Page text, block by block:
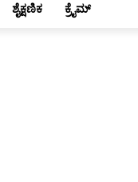
ಶೈಕ್ಷಣಿಕ ಕ್ರೈಮ್